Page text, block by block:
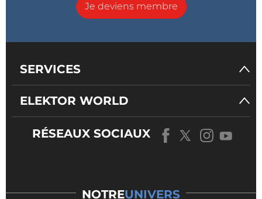
Je deviens membre
SERVICES
ELEKTOR WORLD
RÉSEAUX SOCIAUX
NOTREUNIVERS